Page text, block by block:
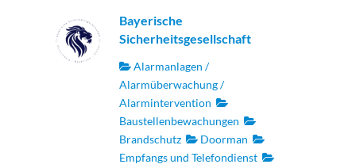
Bayerische
Sicherheitsgesellschaft
Alarmanlagen /
Alarmüberwachung /
Alarmintervention
Baustellenbewachungen
Brandschutz
Doorman
Empfangs und Telefondienst